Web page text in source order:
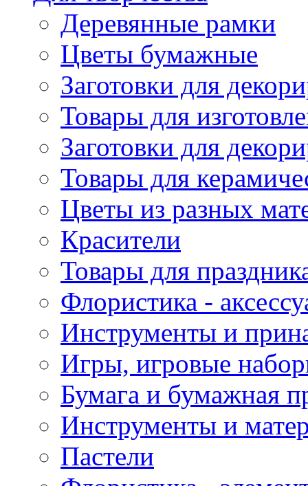
Деревянные рамки
Цветы бумажные
Заготовки для
Товары для
Заготовки для
Товары для
Цветы из разных
Красители
Товары для
Флористика -
Инструменты и
Игры, игровые
Бумага и бумажная
Инструменты и
Пастели